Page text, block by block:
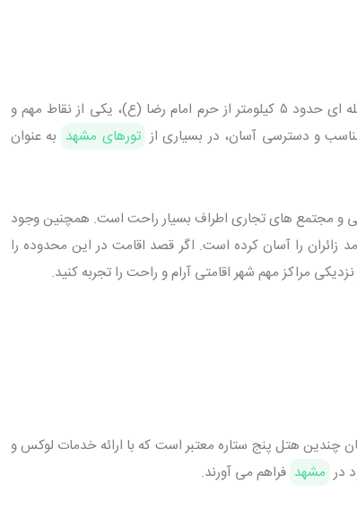
میدان فردوسی مشهد در مسیر بلوار قرنی قرار دارد و با فاصله ای حدود ۵ کیلومتر از حرم امام رضا (ع)، یکی از نقاط مهم و
و دسترسی آسان، در بسیاری از تورهای مشهد به عنوان
و مجتمع های تجاری اطراف بسیار راحت است. همچنین وجود
را آسان کرده است. اگر قصد اقامت در این محدوده را
مراکز مهم شهر اقامتی آرام و راحت را تجربه کنید.
چندین هتل پنج ستاره معتبر است که با ارائه خدمات لوکس و
در مشهد فراهم می آورند.